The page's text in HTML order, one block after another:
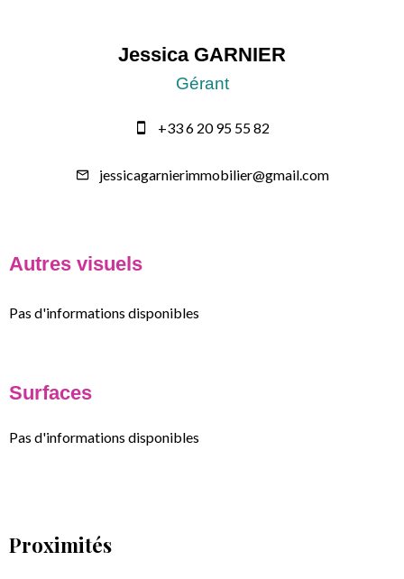
Jessica GARNIER
Gérant
+33 6 20 95 55 82
jessicagarnierimmobilier@gmail.com
Autres visuels
Pas d'informations disponibles
Surfaces
Pas d'informations disponibles
Proximités